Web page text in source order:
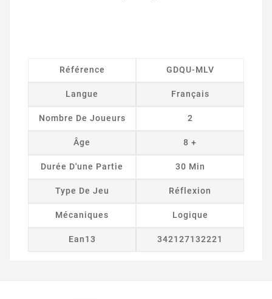
Référence GDQU-MLV
Langue Français
Nombre De Joueurs 2
Âge 8 +
Durée D'une Partie 30 Min
Type De Jeu Réflexion
Mécaniques Logique
Ean13 342127132221